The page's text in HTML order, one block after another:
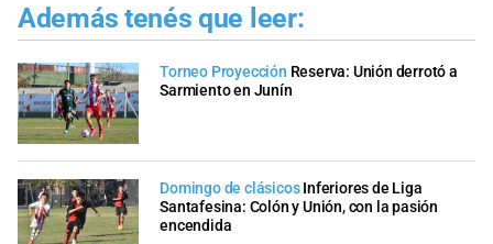
Además tenés que leer:
Torneo Proyección Reserva: Unión derrotó a
Sarmiento en Junín
Domingo de clásicos Inferiores de Liga
Santafesina: Colón y Unión, con la pasión
encendida